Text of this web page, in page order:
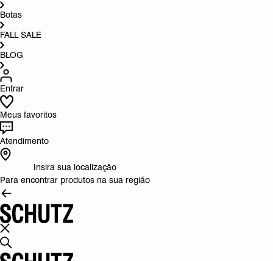
Botas
FALL SALE
BLOG
Entrar
Meus favoritos
Atendimento
Insira sua localização
Para encontrar produtos na sua região